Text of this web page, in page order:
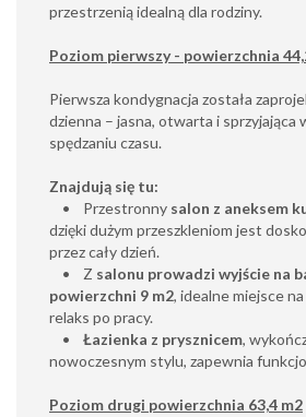
przestrzenią idealną dla rodziny.
Poziom pierwszy - powierzchnia
Pierwsza kondygnacja została
dzienna – jasna, otwarta i sprzyjająca
spędzaniu czasu.
Znajdują się tu:
• Przestronny salon z aneksem
dzięki dużym przeszkleniom jest
przez cały dzień.
• Z salonu prowadzi wyjście na
powierzchni 9 m2, idealne miejsce
relaks po pracy.
•
Łazienka z prysznicem,
nowoczesnym stylu, zapewnia
Poziom drugi powierzchnia 63,4 m2